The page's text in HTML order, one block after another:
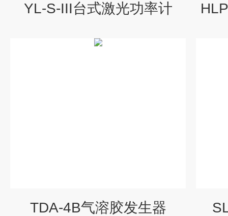
YL-S-III台式激光功率计
TDA-4B气溶胶发生器